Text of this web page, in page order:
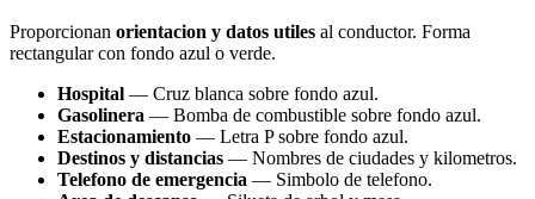
Proporcionan orientacion y datos utiles al conductor. Forma
rectangular con fondo azul o verde.
Hospital — Cruz blanca sobre fondo azul.
Gasolinera — Bomba de combustible sobre fondo azul.
Estacionamiento — Letra P sobre fondo azul.
Destinos y distancias — Nombres de ciudades y kilometros.
Telefono de emergencia — Simbolo de telefono.